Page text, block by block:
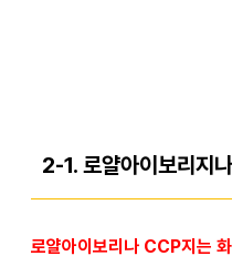
2-1. 로얄아이보리지
로얄아이보리나 CCP지는